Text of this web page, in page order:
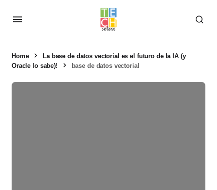
Home
La base de datos vectorial es el futuro de la IA (y
Oracle lo sabe)!
base de datos vectorial